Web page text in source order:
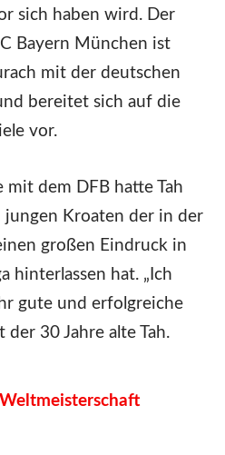
sich haben wird. Der
Bayern München ist
mit der deutschen
bereitet sich auf die
vor.
mit dem DFB hatte Tah
jungen Kroaten der in der
großen Eindruck in
hinterlassen hat. „Ich
gute und erfolgreiche
der 30 Jahre alte Tah.